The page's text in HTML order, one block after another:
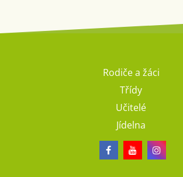
Rodiče a žáci
Třídy
Učitelé
Jídelna